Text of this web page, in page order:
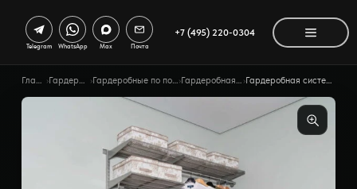
+7 (495) 220-0304
Telegram WhatsApp Max Почта
Главная › Гардеробные › Гардеробные по помещению› Гардеробная в нишу › Гардеробная система Gardie